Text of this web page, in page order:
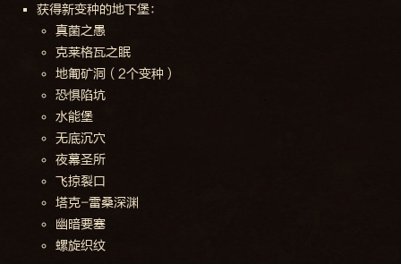
获得新变种的地下堡：
真菌之愚
克莱格瓦之眠
地匍矿洞（2个变种）
恐惧陷坑
水能堡
无底沉穴
夜幕圣所
飞掠裂口
塔克-雷桑深渊
幽暗要塞
螺旋织纹